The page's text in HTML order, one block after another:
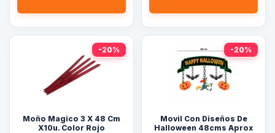
-20%
Moño Magico 3 X 48 Cm
X10u. Color Rojo
-20%
Movil Con Diseños De
Halloween 48cms Aprox